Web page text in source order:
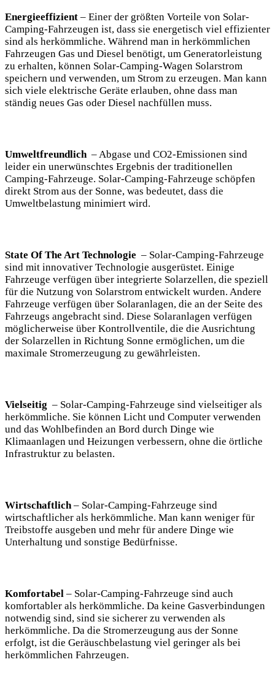
Energieeffizient – Einer der größten⁣ Vorteile von Solar-
Camping-Fahrzeugen ⁢ist, dass sie energetisch‌ viel effizienter​
sind als herkömmliche. Während man in ‍herkömmlichen
Fahrzeugen Gas und Diesel‌ benötigt, um Generatorleistung
zu erhalten, ⁢können​ Solar-Camping-Wagen Solarstrom
speichern und verwenden, um Strom​ zu erzeugen. Man‍ kann
sich ‌viele elektrische Geräte⁤ erlauben, ohne‌ dass man
ständig neues Gas oder⁣ Diesel nachfüllen ‌muss.
Umweltfreundlich‍ – ​Abgase und‍ CO2-Emissionen sind
leider ein unerwünschtes Ergebnis der traditionellen ​
Camping-Fahrzeuge. Solar-Camping-Fahrzeuge‌ schöpfen
direkt Strom aus der Sonne, was‌ bedeutet, ⁣dass die
Umweltbelastung minimiert⁤ wird.
State Of The Art Technologie ⁢ – Solar-Camping-Fahrzeuge⁢
sind mit innovativer ⁢Technologie ausgerüstet. Einige
Fahrzeuge verfügen über integrierte Solarzellen, die speziell
für die Nutzung von ⁣Solarstrom⁣ entwickelt wurden. Andere⁣
Fahrzeuge verfügen über Solaranlagen, die an der⁤ Seite des
Fahrzeugs angebracht sind. Diese Solaranlagen⁢ verfügen
möglicherweise über ​Kontrollventile, die⁢ die Ausrichtung
der ⁤Solarzellen in Richtung Sonne ermöglichen, um die​
maximale Stromerzeugung zu gewährleisten.
Vielseitig ⁢ – Solar-Camping-Fahrzeuge sind ⁣vielseitiger als
herkömmliche. Sie können Licht ⁢und Computer ​verwenden
und ⁤das Wohlbefinden ‌an Bord durch‌ Dinge wie
Klimaanlagen und Heizungen verbessern, ohne ⁤die örtliche
Infrastruktur zu belasten.
Wirtschaftlich⁢– Solar-Camping-Fahrzeuge sind
wirtschaftlicher‍ als herkömmliche. Man kann weniger für
Treibstoffe ‍ausgeben und⁤ mehr ​für ‍andere ​Dinge wie
Unterhaltung‌ und sonstige Bedürfnisse.
Komfortabel ⁢– Solar-Camping-Fahrzeuge sind auch
komfortabler als herkömmliche. Da keine Gasverbindungen
notwendig​ sind, sind sie sicherer zu verwenden ‌als
herkömmliche. Da ​die ⁣Stromerzeugung aus der Sonne
erfolgt, ist die Geräuschbelastung ‍viel geringer​ als bei
herkömmlichen Fahrzeugen.